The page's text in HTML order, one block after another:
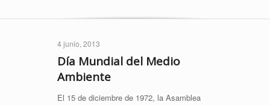
4 junio, 2013
Día Mundial del Medio
Ambiente
El 15 de diciembre de 1972, la Asamblea